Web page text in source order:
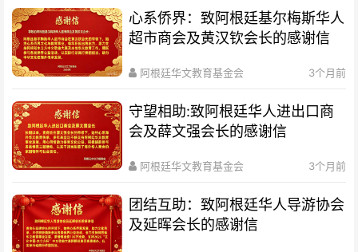
心系侨界​：致阿根廷基尔梅斯华人
超市商会及黄汉钦会长的感谢信
阿根廷华文教育基金会 3个月前
守望相助:致阿根廷华人进出口商
会及薛文强会长的感谢信
阿根廷华文教育基金会 3个月前
团结互助：致阿根廷华人导游协会
及延晖会长的感谢信